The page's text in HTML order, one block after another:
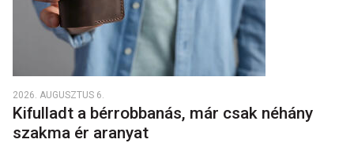
2026. AUGUSZTUS 6.
Kifulladt a bérrobbanás, már csak néhány
szakma ér aranyat